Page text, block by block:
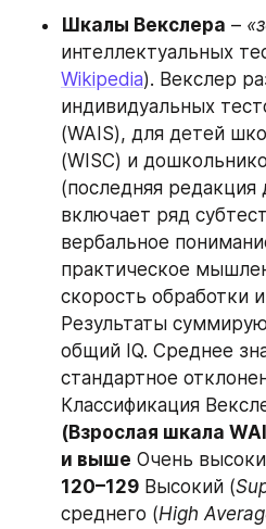
Шкалы Векслера –
интеллектуальных
Wikipedia). Векслер
индивидуальных
(WAIS), для детей
(WISC) и
(последняя редакция
включает ряд
вербальное
практическое
скорость обработки
Результаты
общий IQ. Среднее
стандартное
Классификация
(Взрослая шкала
и выше Очень
120–129 Высокий (
среднего (High